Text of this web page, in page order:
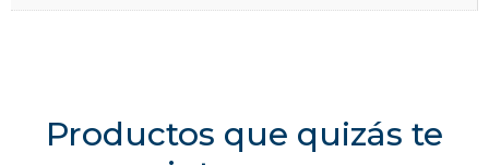
Productos que quizás te